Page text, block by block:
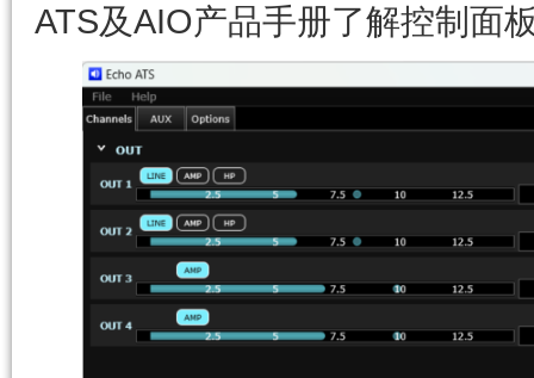
ATS及AIO产品手册了解控制面